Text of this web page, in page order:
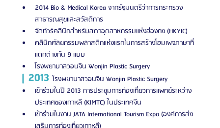
2014 Bio & Medical Korea จากรัฐมนตรีว่าการกระทรวง
สาธารณสุขและสวัสดิการ
จัดทัวร์คลินิกสำหรับสภาอุตสาหกรรมแห่งฮ่องกง (HKYIC)
คลินิกศัลยกรรมพลาสติกแห่งแรกในการสร้างโฮมเพจภาษาที่
แตกต่างกัน 9 แบบ
โรงพยาบาลวอนจิน Wonjin Plastic Surgery
| 2013 โรงพยาบาลวอนจิน Wonjin Plastic Surgery
เข้าร่วมในปี 2013 การประชุมการท่องเที่ยวการแพทย์ระหว่าง
ประเทศของเกาหลี (KIMTC) ในประเทศจีน
เข้าร่วมในงาน JATA International Tourism Expo (องค์การส่ง